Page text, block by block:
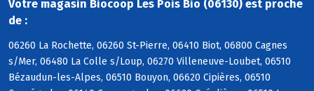
Votre magasin Biocoop Les Pois Bio (06130) est proche
de :
06260 La Rochette, 06260 St-Pierre, 06410 Biot, 06800 Cagnes
s/Mer, 06480 La Colle s/Loup, 06270 Villeneuve-Loubet, 06510
Bézaudun-les-Alpes, 06510 Bouyon, 06620 Cipières, 06510